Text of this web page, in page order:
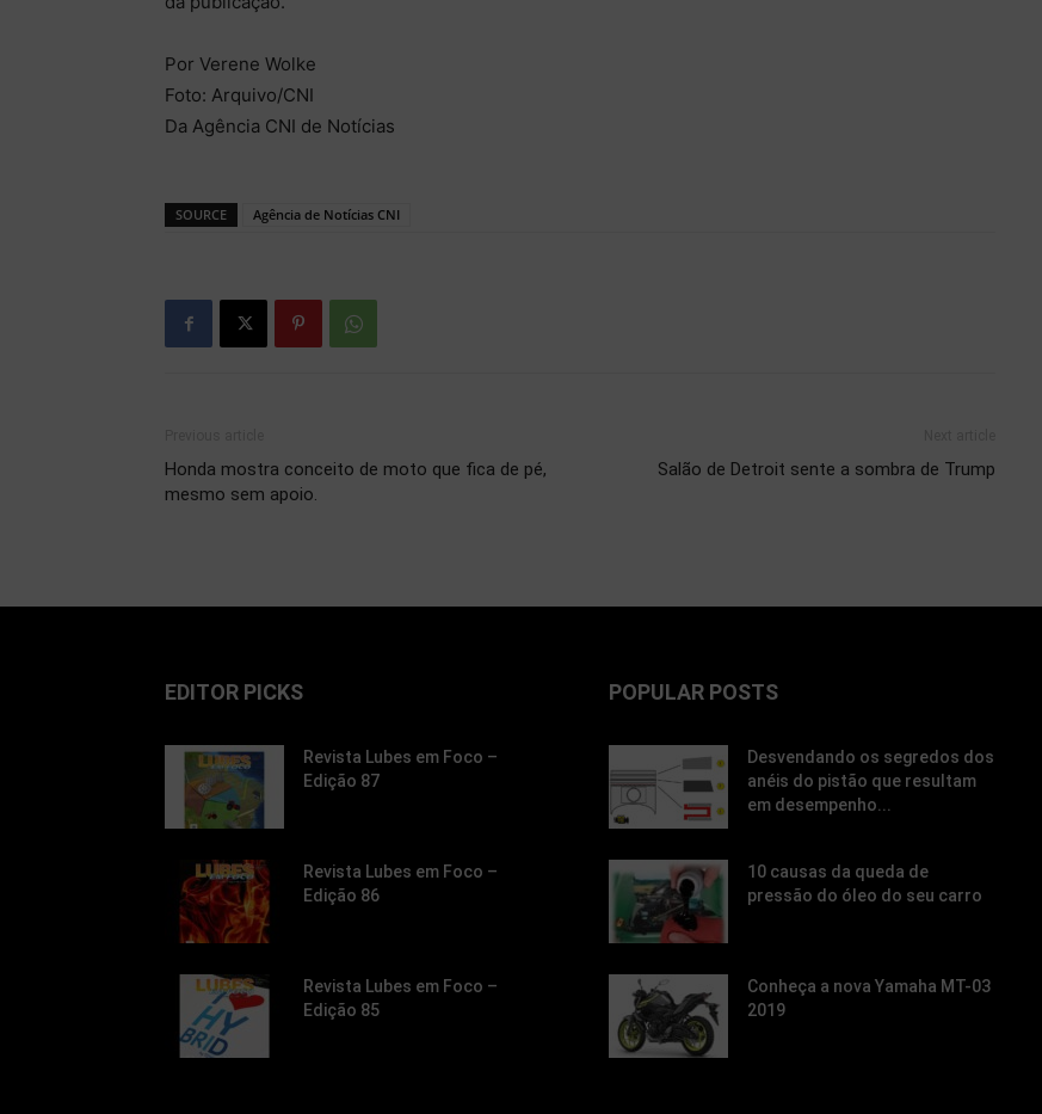
Por Verene Wolke
Foto: Arquivo/CNI
Da Agência CNI de Notícias
SOURCE Agência de Notícias CNI
Honda mostra conceito de moto que fica de pé,
mesmo sem apoio.
Salão de Detroit sente a sombra de Trump
EDITOR PICKS
Revista Lubes em Foco –
Edição 87
Revista Lubes em Foco –
Edição 86
Revista Lubes em Foco –
Edição 85
POPULAR POSTS
Desvendando os segredos dos
anéis do pistão que resultam
em desempenho...
10 causas da queda de
pressão do óleo do seu carro
Conheça a nova Yamaha MT-03
2019